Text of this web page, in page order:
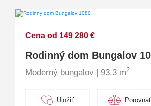
Cena od 149 280 €
Rodinný dom Bungalov
Moderný bungalov | 93.3 m2
Uložiť Porovnať